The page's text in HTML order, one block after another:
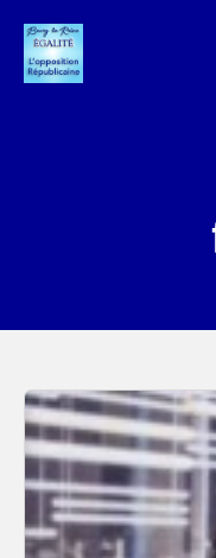
contenu